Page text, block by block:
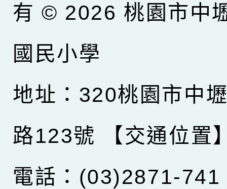
有 © 2026 桃園市中
國民小學
地址：320桃園市中
路123號
【交通位置
電話：(03)2871-741